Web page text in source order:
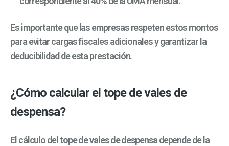
Es importante que las empresas respeten estos montos
para evitar cargas fiscales adicionales y garantizar la
deducibilidad de esta prestación.
¿Cómo calcular el tope de vales de
despensa?
El cálculo deltope de vales de despensadepende de la